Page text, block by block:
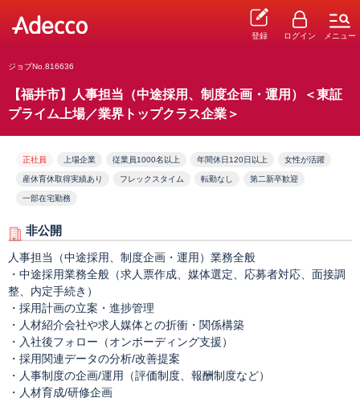
登録 ログイン メニュー
ジョブNo.816636
【福井市】人事担当（中途採用、制度企画・運用）＜東証
プライム上場／業界トップクラス企業＞
正社員 上場企業 従業員1000名以上 年間休日120日以上 女性が活躍
産休育休取得実績あり フレックスタイム 転勤なし 第二新卒歓迎
一部在宅勤務
非公開
人事担当（中途採用、制度企画・運用）業務全般
・中途採用業務全般（求人票作成、媒体選定、応募者対応、面接調
整、内定手続き）
・採用計画の立案・進捗管理
・人材紹介会社や求人媒体との折衝・関係構築
・入社後フォロー（オンボーディング支援）
・採用関連データの分析/改善提案
・人事制度の企画/運用（評価制度、報酬制度など）
・人材育成/研修企画